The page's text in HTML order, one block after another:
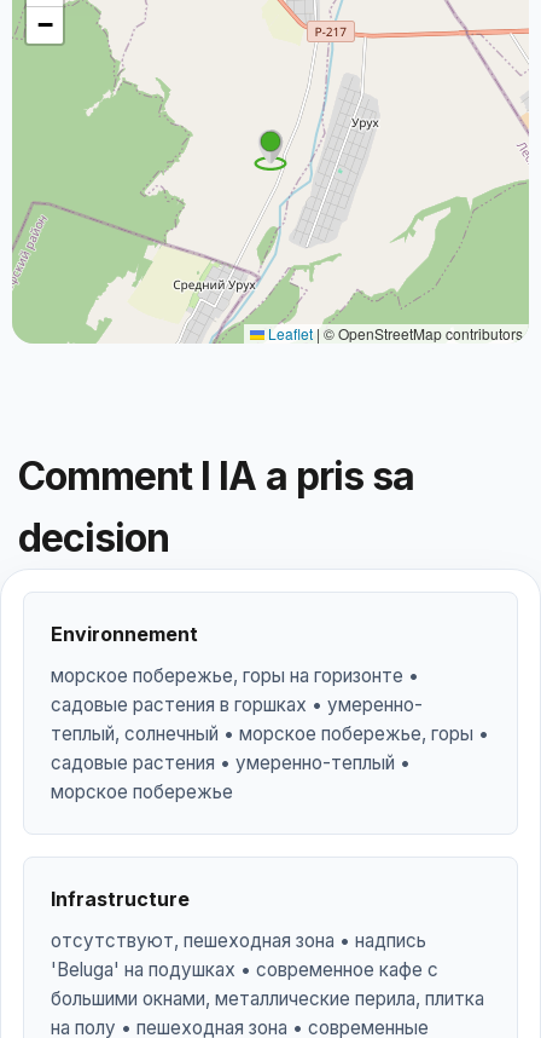
−
Leaflet | © OpenStreetMap contributors
Comment l IA a pris sa
decision
Environnement
морское побережье, горы на горизонте •
садовые растения в горшках • умеренно-
теплый, солнечный • морское побережье, горы •
садовые растения • умеренно-теплый •
морское побережье
Infrastructure
отсутствуют, пешеходная зона • надпись
'Beluga' на подушках • современное кафе с
большими окнами, металлические перила, плитка
на полу • пешеходная зона • современные